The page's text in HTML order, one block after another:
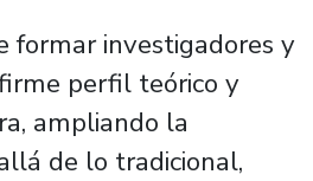
formar investigadores y
perfil teórico y
ampliando la
de lo tradicional,